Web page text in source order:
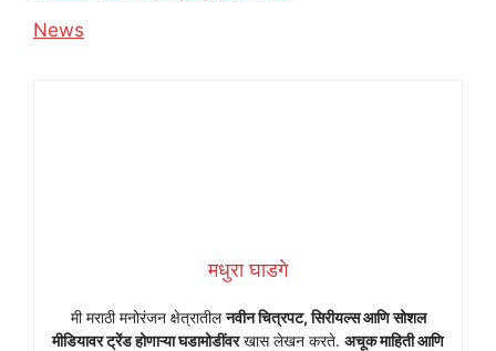
In relation to
News
मधुरा घाडगे
मी मराठी मनोरंजन क्षेत्रातीलनवीन चित्रपट, सिरीयल्स आणि सोशल
मीडियावर ट्रेंड होणाऱ्या घडामोडींवरखास लेखन करते. अचूक माहिती आणि